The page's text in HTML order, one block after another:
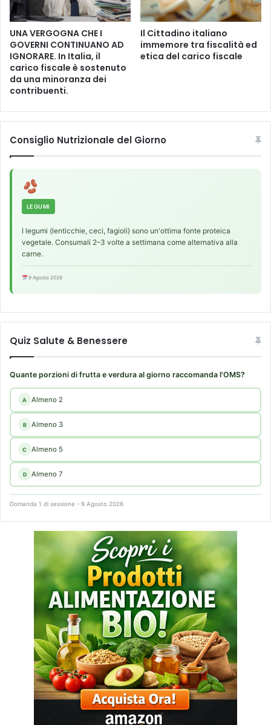
UNA VERGOGNA CHE I
GOVERNI CONTINUANO AD
IGNORARE. In Italia, il
carico fiscale è sostenuto
da una minoranza dei
contribuenti.
Il Cittadino italiano
immemore tra fiscalità ed
etica del carico fiscale
Consiglio Nutrizionale del Giorno
LEGUMI
I legumi (lenticchie, ceci, fagioli) sono un'ottima fonte proteica
vegetale. Consumali 2–3 volte a settimana come alternativa alla
carne.
9 Agosto 2026
Quiz Salute & Benessere
Quante porzioni di frutta e verdura al giorno raccomanda l'OMS?
A Almeno 2
B Almeno 3
C Almeno 5
D Almeno 7
Domanda 1 di sessione - 9 Agosto 2026